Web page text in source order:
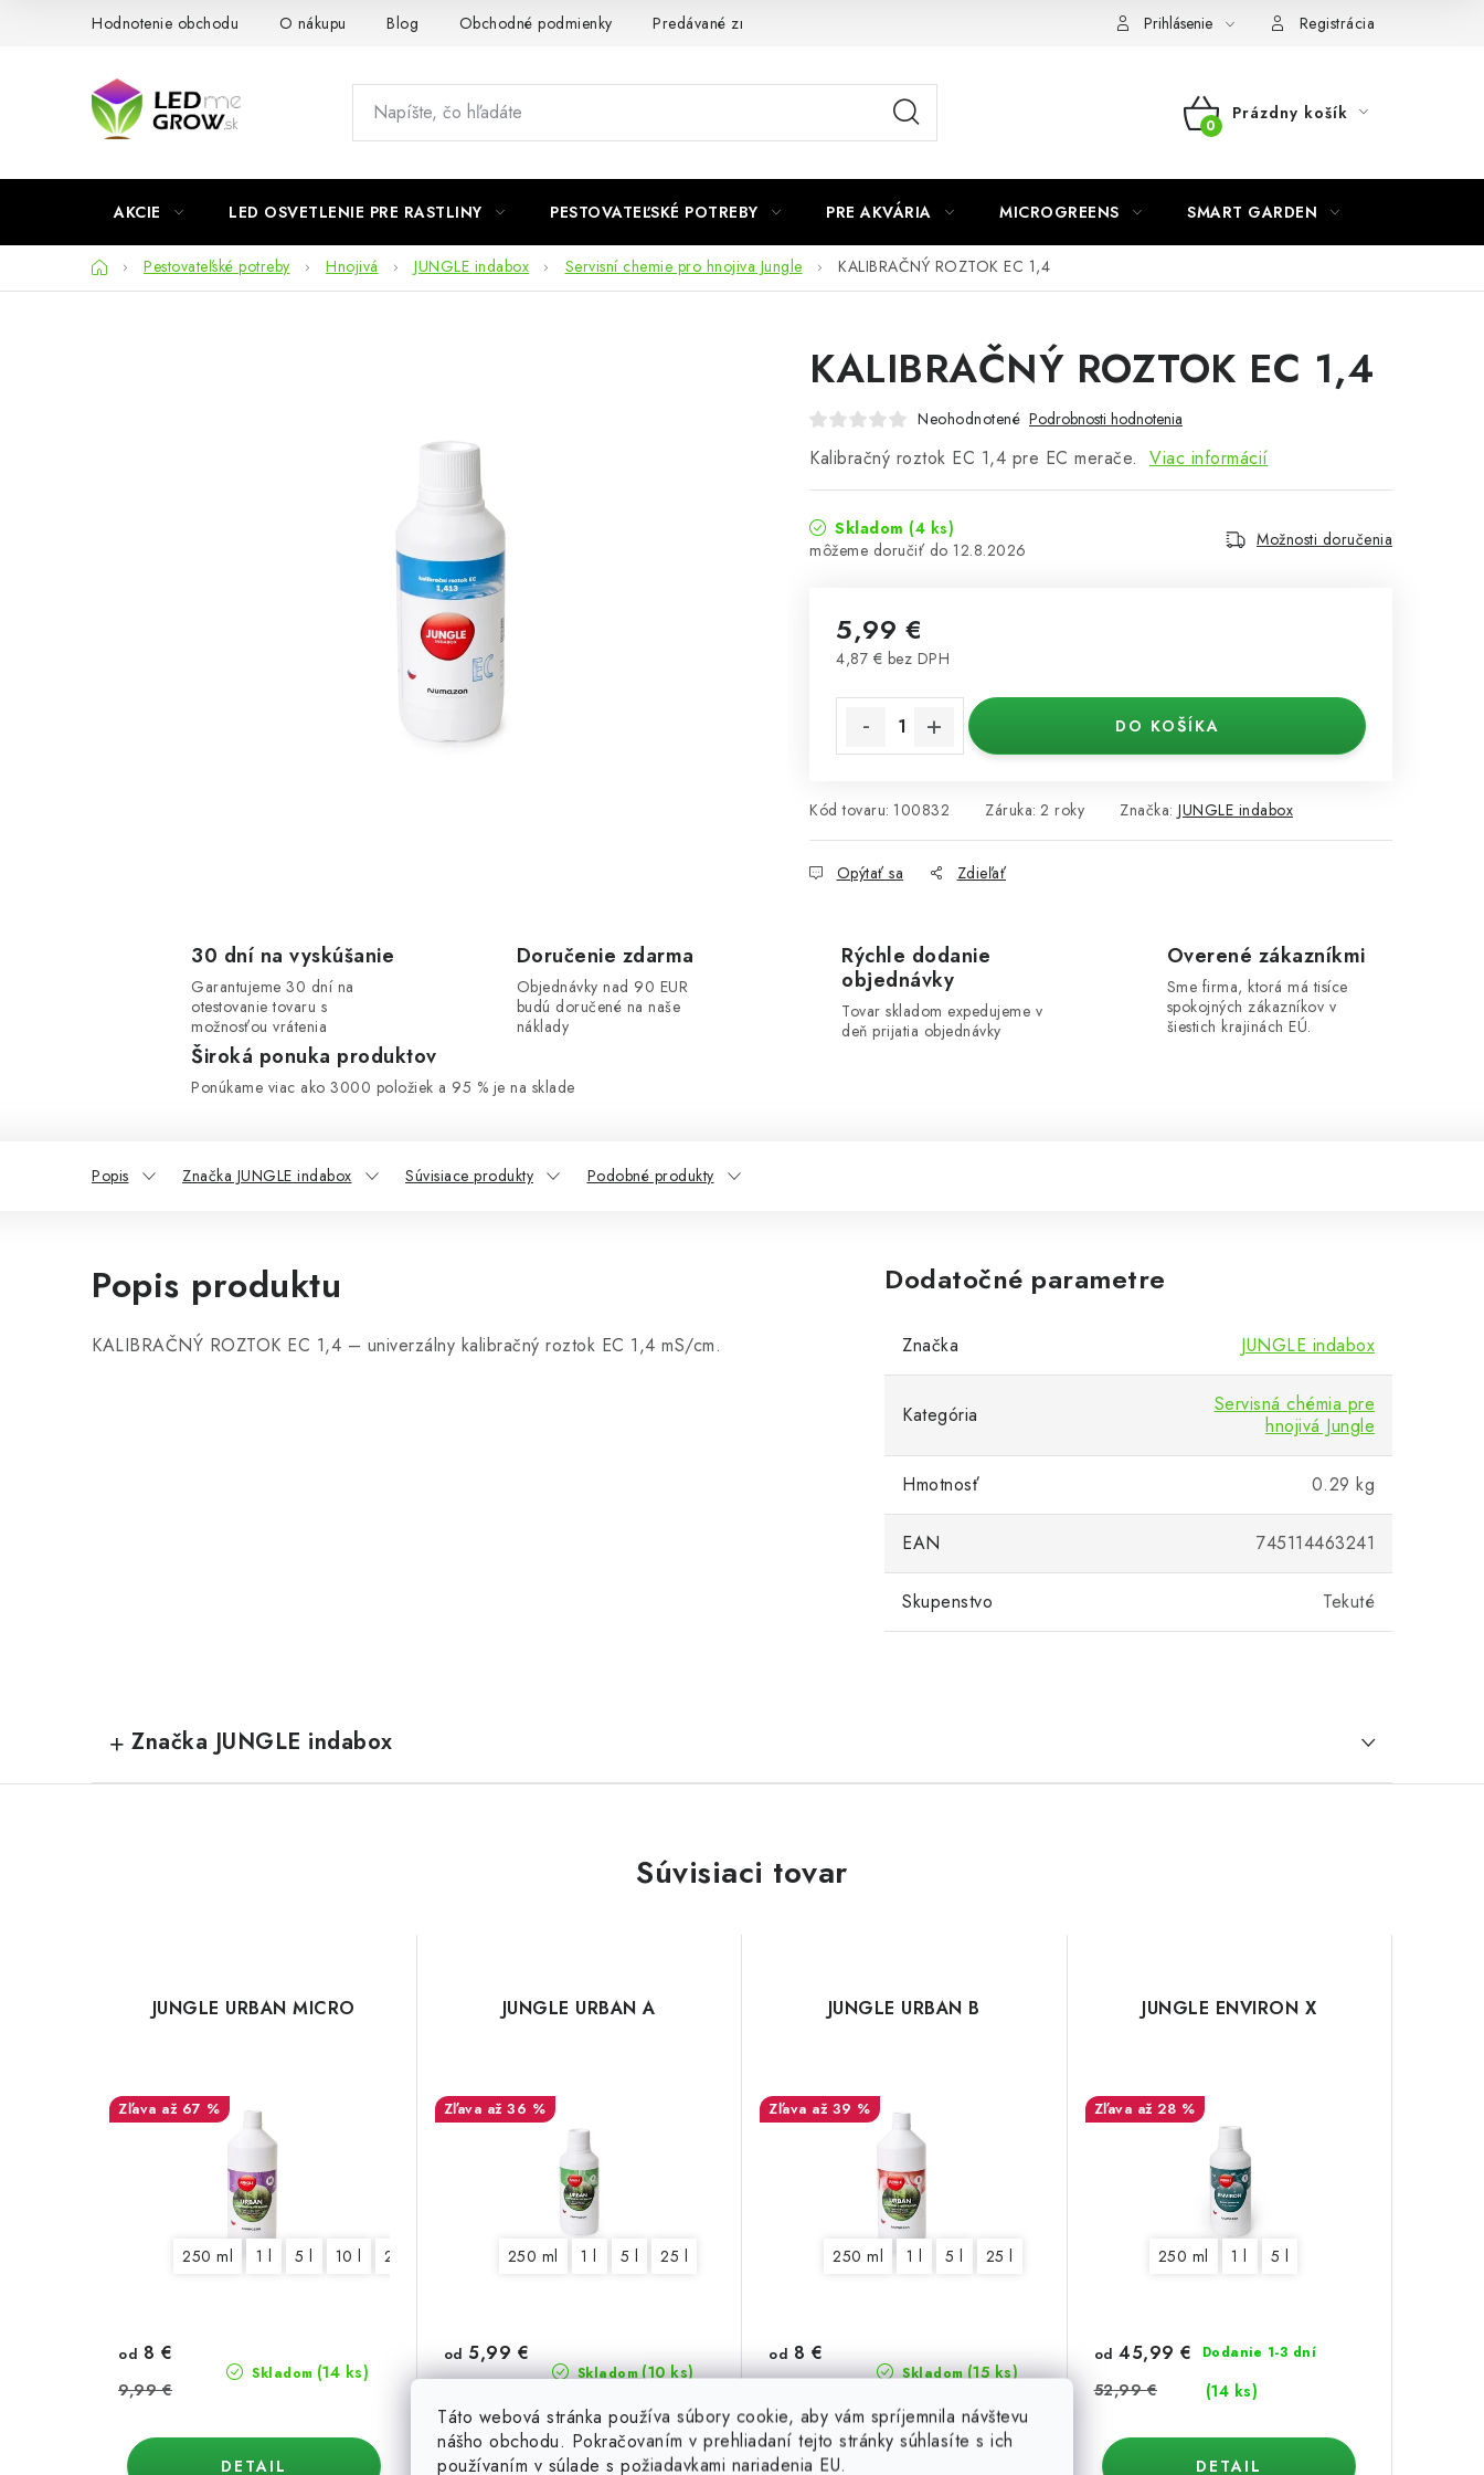
Táto webová stránka používa súbory cookie, aby vám spríjemnila návštevu
nášho obchodu. Pokračovaním v prehliadaní tejto stránky súhlasíte s ich
používaním v súlade s požiadavkami nariadenia EU.
Hodnotenie obchodu O nákupu Blog Obchodné podmienky Predávané značky Podmienky o ochrane osobných údajov
Prihlásenie Registrácia
NÁKUPNÝ
Prázdny košík
AKCIE LED OSVETLENIE PRE RASTLINY PESTOVATEĽSKÉ POTREBY PRE AKVÁRIA MICROGREENS SMART GARDEN
DomovPestovateľské potreby Hnojivá JUNGLE indabox Servisní chemie pro hnojiva Jungle KALIBRAČNÝ ROZTOK EC 1,4
KALIBRAČNÝ ROZTOK EC 1,4
Neohodnotené Podrobnosti hodnotenia
Kalibračný roztok EC 1,4 pre EC merače. Viac informácií
Skladom (4 ks)
12.8.2026
Možnosti doručenia
5,99 €
4,87 € bez DPH
DO KOŠÍKA
Kód tovaru: 100832 Záruka: 2 roky Značka: JUNGLE indabox
Opýtať sa Zdieľať
30 dní na vyskúšanie
Garantujeme 30 dní na
otestovanie tovaru s
možnosťou vrátenia
Doručenie zdarma
Objednávky nad 90 EUR
budú doručené na naše
náklady
Rýchle dodanie
objednávky
Tovar skladom expedujeme v
deň prijatia objednávky
Overené zákazníkmi
Sme firma, ktorá má tisíce
spokojných zákazníkov v
šiestich krajinách EÚ.
Široká ponuka produktov
Ponúkame viac ako 3000 položiek a 95 % je na sklade
Popis Značka JUNGLE indabox Súvisiace produkty Podobné produkty
Popis produktu
KALIBRAČNÝ ROZTOK EC 1,4 – univerzálny kalibračný roztok EC 1,4 mS/cm.
Dodatočné parametre
Značka JUNGLE indabox
Kategória
Servisná chémia pre
hnojivá Jungle
Hmotnosť 0.29 kg
EAN 745114463241
Skupenstvo Tekuté
Značka JUNGLE indabox
Súvisiaci tovar
JUNGLE URBAN MICRO
až 67 %
250 ml 1 l 5 l 10 l 25 l
Skladom (14 ks)
od 8 €
9,99 €
DETAIL
JUNGLE URBAN A
až 36 %
250 ml 1 l 5 l 25 l
Skladom(10 ks)
od 5,99 €
DETAIL
JUNGLE URBAN B
až 39 %
250 ml 1 l 5 l 25 l
Skladom(15 ks)
od 8 €
JUNGLE ENVIRON X
až 28 %
250 ml 1 l 5 l
Dodanie 1-3 dní
(14 ks)
od 45,99 €
52,99 €
DETAIL